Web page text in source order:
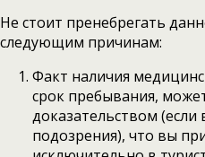
Не стоит пренебрегать
следующим причинам:
Факт наличия
срок пребывания,
доказательством (если
подозрения), что вы